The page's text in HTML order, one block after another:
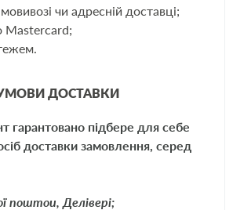
Safrane, Rapid, 1.9D-2.5D, 91-03
KX75D
PM858/2
чи адресній доставці;
Mastercard;
ДОСТАВКИ
гарантовано підбере для себе
доставки замовлення, серед
поштои, Делівері;